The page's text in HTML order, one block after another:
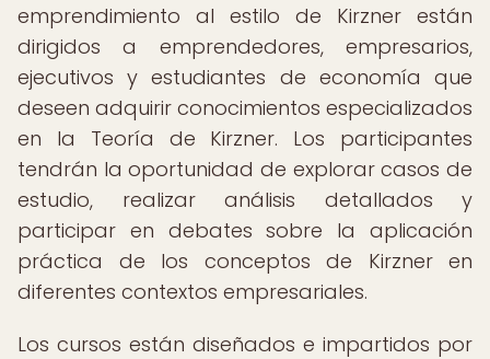
emprendimiento al estilo de Kirzner están
dirigidos a emprendedores, empresarios,
ejecutivos y estudiantes de economía que
deseen adquirir conocimientos especializados
en la Teoría de Kirzner. Los participantes
tendrán la oportunidad de explorar casos de
estudio, realizar análisis detallados y
participar en debates sobre la aplicación
práctica de los conceptos de Kirzner en
diferentes contextos empresariales.
Los cursos están diseñados e impartidos por